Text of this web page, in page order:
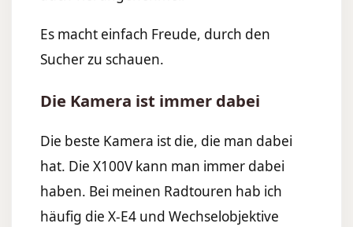
Es macht einfach Freude, durch den
Sucher zu schauen.
Die Kamera ist immer dabei
Die beste Kamera ist die, die man dabei
hat. Die X100V kann man immer dabei
haben. Bei meinen Radtouren hab ich
häufig die X-E4 und Wechselobjektive